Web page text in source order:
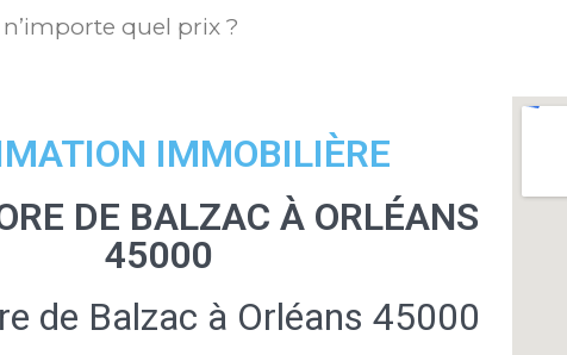
quel prix ?
IMMOBILIÈRE
DE BALZAC À ORLÉANS
45000
de Balzac à Orléans 45000